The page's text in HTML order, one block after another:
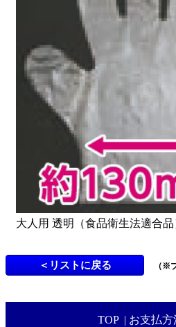
大人用 透明（食品衛生法適合品
（※
TOP | お支払方